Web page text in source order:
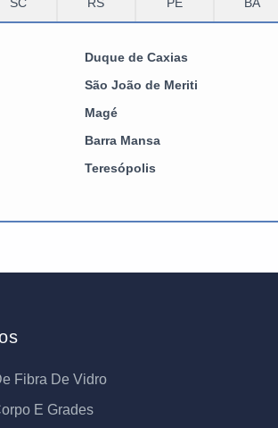
Duque de Caxias
São João de Meriti
Magé
Barra Mansa
Teresópolis
Fibra De Vidro
E Grades